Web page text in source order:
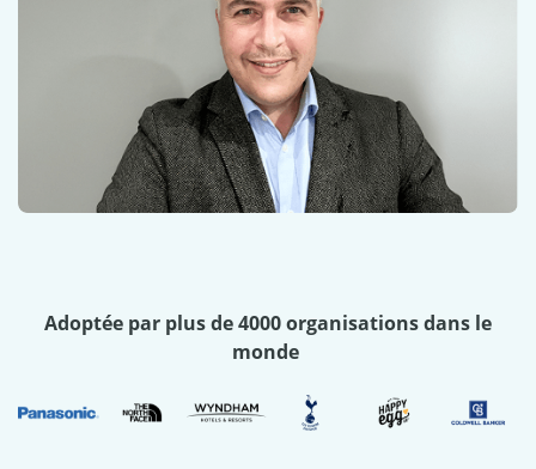
Adoptée par plus de 4000 organisations dans le
monde